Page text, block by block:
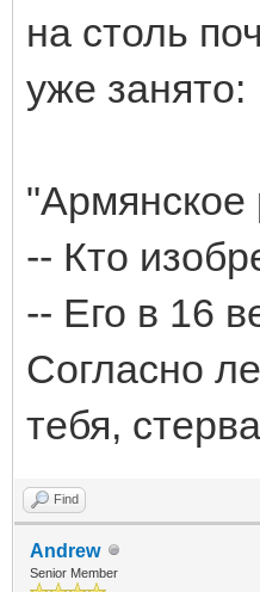
на столь
уже занято:
-- Кто
-- Его в 16
Согласно
тебя,
Find
Andrew
Senior Member